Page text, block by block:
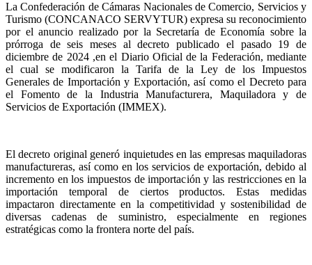
La Confederación de Cámaras Nacionales de Comercio, Servicios y
Turismo (CONCANACO SERVYTUR) expresa su reconocimiento
por el anuncio realizado por la Secretaría de Economía sobre la
prórroga de seis meses al decreto publicado el pasado 19 de
diciembre de 2024 ,en el Diario Oficial de la Federación, mediante
el cual se modificaron la Tarifa de la Ley de los Impuestos
Generales de Importación y Exportación, así como el Decreto para
el Fomento de la Industria Manufacturera, Maquiladora y de
Servicios de Exportación (IMMEX).
El decreto original generó inquietudes en las empresas maquiladoras
manufactureras, así como en los servicios de exportación, debido al
incremento en los impuestos de importación y las restricciones en la
importación temporal de ciertos productos. Estas medidas
impactaron directamente en la competitividad y sostenibilidad de
diversas cadenas de suministro, especialmente en regiones
estratégicas como la frontera norte del país.